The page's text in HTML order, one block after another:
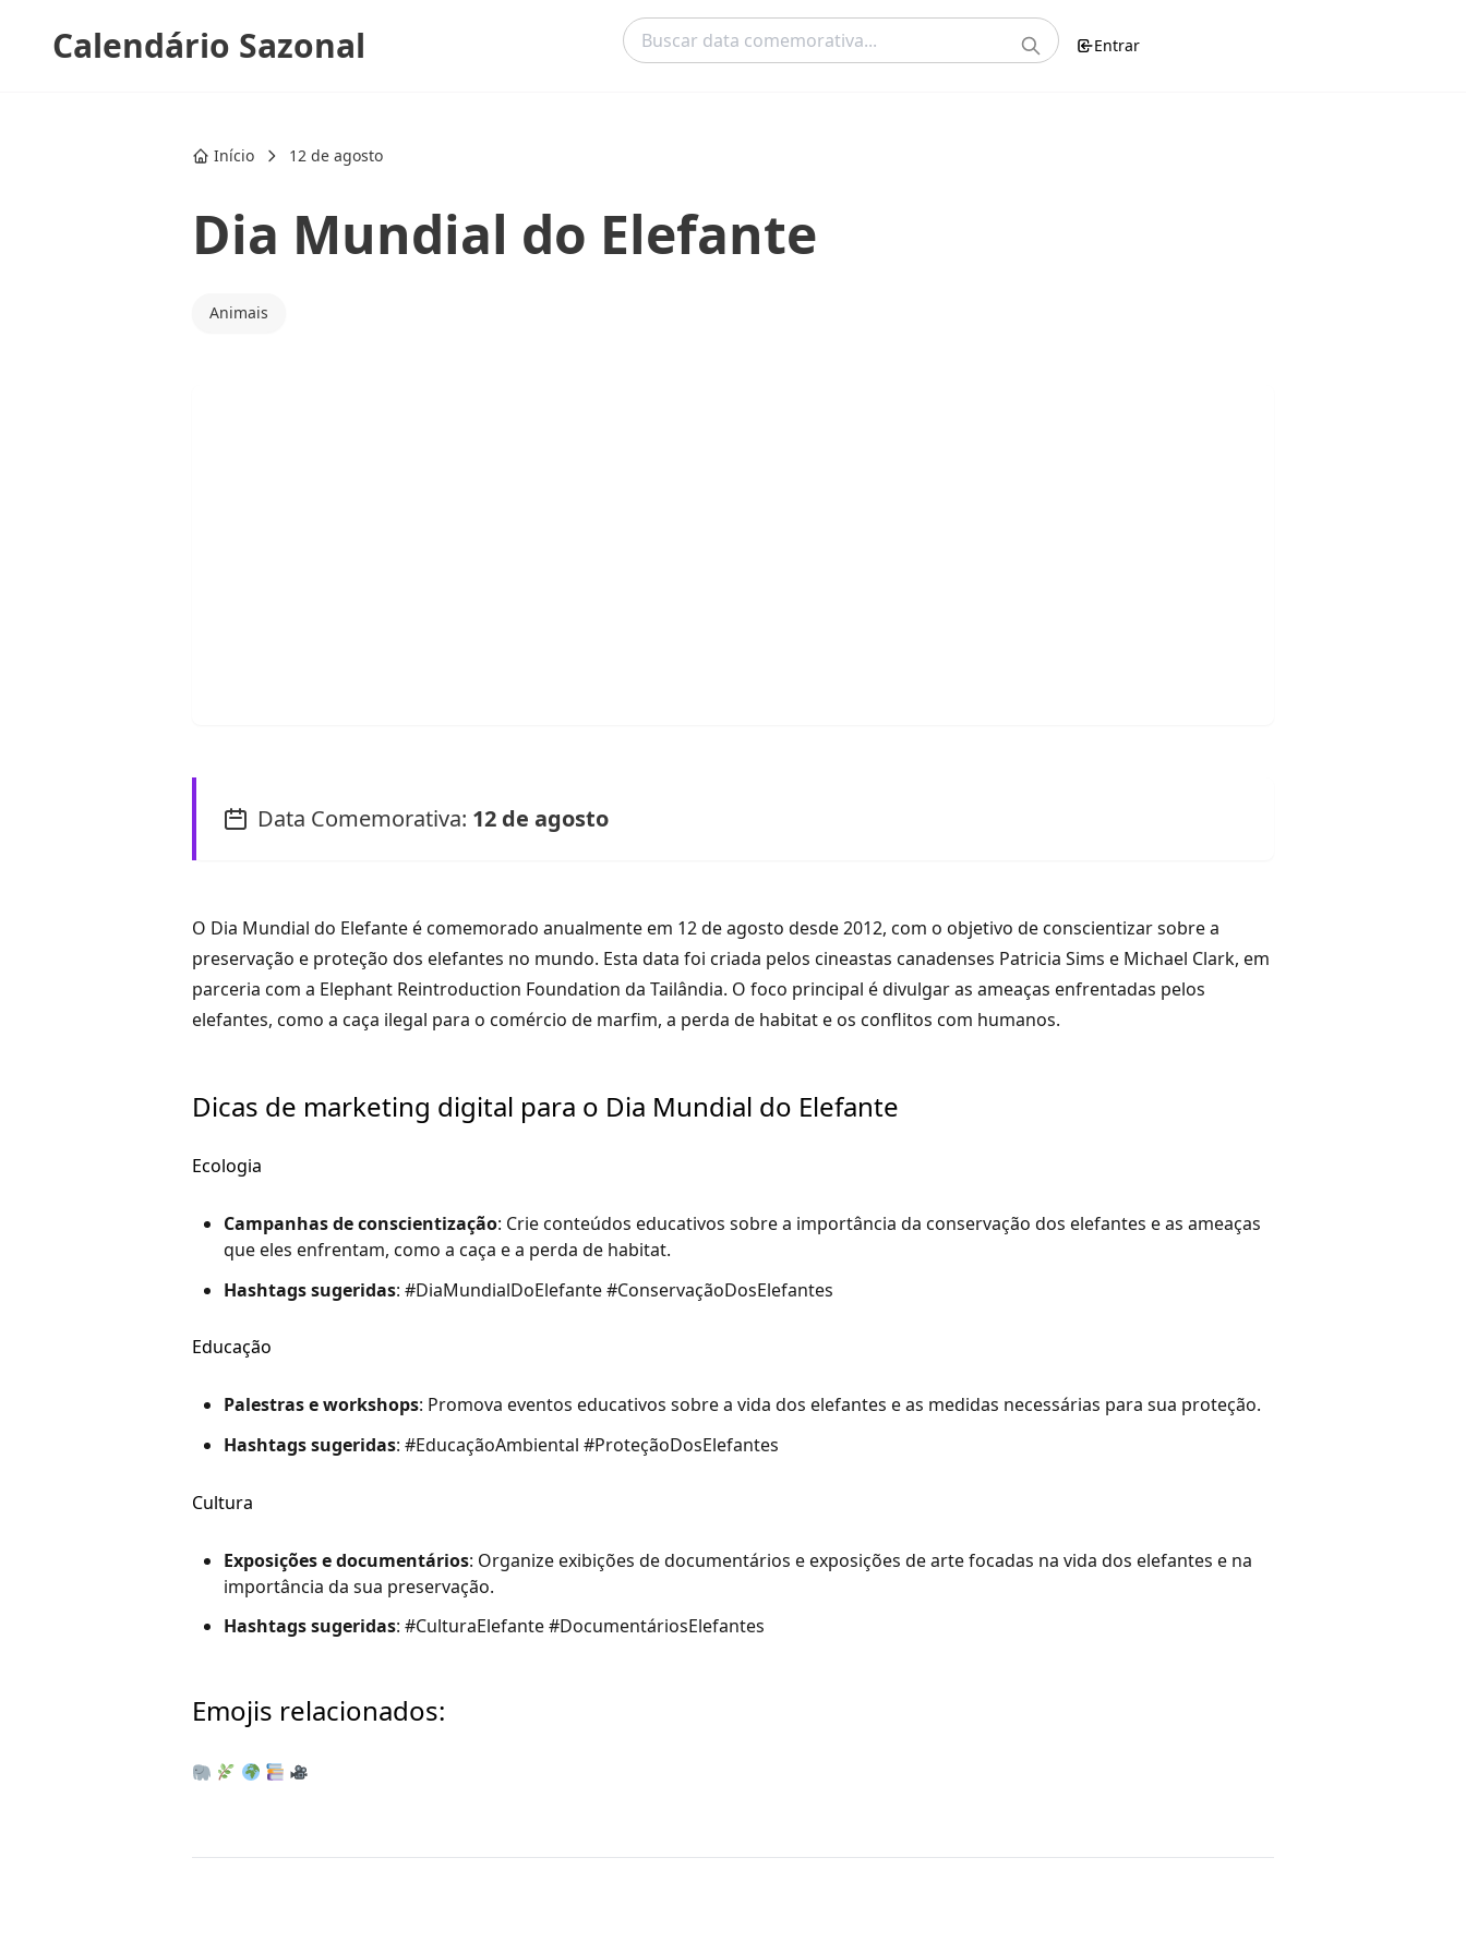
Calendário Sazonal Entrar
Início 12 de agosto
Dia Mundial do Elefante
Animais
Data Comemorativa: 12 de agosto
O Dia Mundial do Elefante é comemorado anualmente em 12 de agosto desde 2012, com o objetivo de conscientizar sobre a
preservação e proteção dos elefantes no mundo. Esta data foi criada pelos cineastas canadenses Patricia Sims e Michael Clark, em
parceria com a Elephant Reintroduction Foundation da Tailândia. O foco principal é divulgar as ameaças enfrentadas pelos
elefantes, como a caça ilegal para o comércio de marfim, a perda de habitat e os conflitos com humanos.
Dicas de marketing digital para o Dia Mundial do Elefante
Ecologia
Campanhas de conscientização: Crie conteúdos educativos sobre a importância da conservação dos elefantes e as ameaças
que eles enfrentam, como a caça e a perda de habitat.
Hashtags sugeridas: #DiaMundialDoElefante #ConservaçãoDosElefantes
Educação
Palestras e workshops: Promova eventos educativos sobre a vida dos elefantes e as medidas necessárias para sua proteção.
Hashtags sugeridas: #EducaçãoAmbiental #ProteçãoDosElefantes
Cultura
Exposições e documentários: Organize exibições de documentários e exposições de arte focadas na vida dos elefantes e na
importância da sua preservação.
Hashtags sugeridas: #CulturaElefante #DocumentáriosElefantes
Emojis relacionados: